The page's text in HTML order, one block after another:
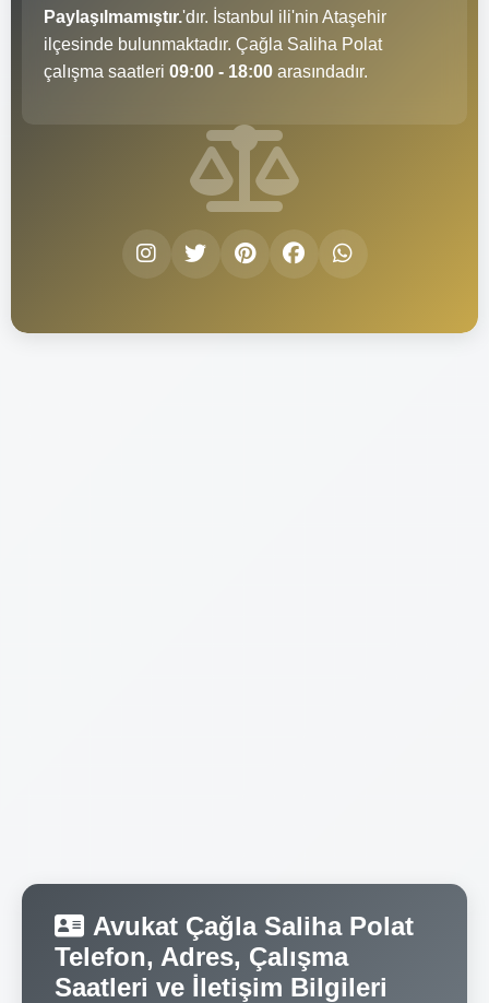
Paylaşılmamıştır.'dır. İstanbul ili'nin Ataşehir
ilçesinde bulunmaktadır. Çağla Saliha Polat
çalışma saatleri 09:00 - 18:00 arasındadır.
Avukat Çağla Saliha Polat
Telefon, Adres, Çalışma
Saatleri ve İletişim Bilgileri